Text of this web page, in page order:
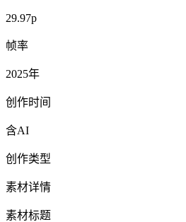
29.97p
帧率
2025年
创作时间
含AI
创作类型
素材详情
素材标题